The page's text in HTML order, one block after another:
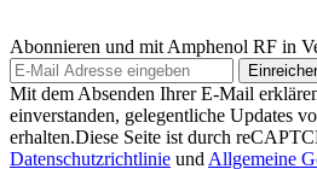
Abonnieren und mit Amphenol RF in
Mit dem Absenden Ihrer E-Mail
einverstanden, gelegentliche Updates
erhalten.Diese Seite ist durch
Datenschutzrichtlinie und Allgemeine